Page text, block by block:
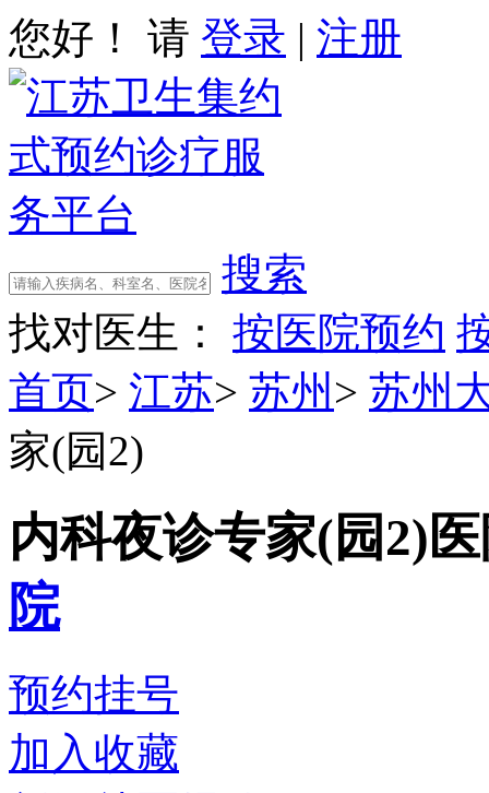
您好！ 请 登录 | 注册
搜索
找对医生：
按医院预约
首页> 江苏> 苏州 > 苏州
家(园2)
内科夜诊专家(园2)
院
预约挂号
加入收藏